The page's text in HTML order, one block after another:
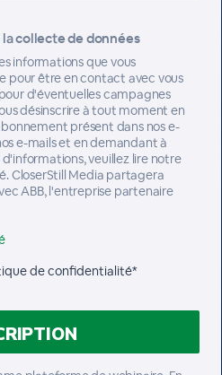
collecte de données
informations que vous
pour être en contact avec vous
d'éventuelles campagnes
désinscrire à tout moment en
présent dans nos e-
e-mails et en demandant à
veuillez lire notre
CloserStill Media partagera
ABB, l'entreprise partenaire
de confidentialité*